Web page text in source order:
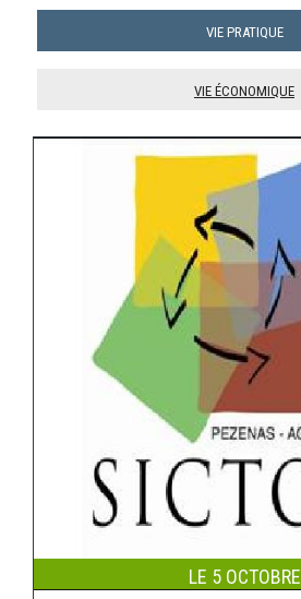
Vie pratique
Vie économique
Le 5Octobre